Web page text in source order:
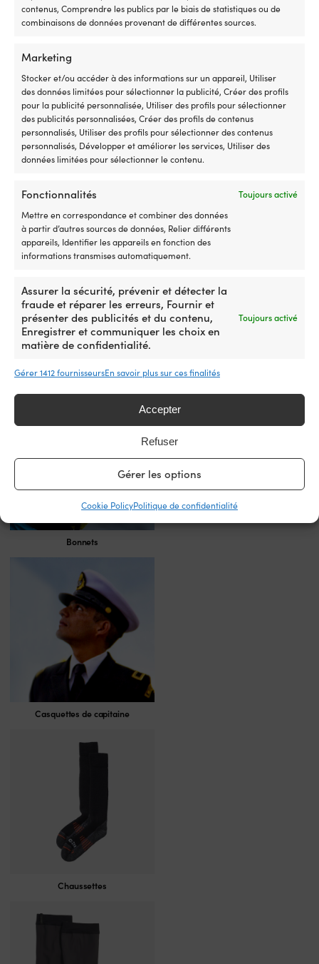
contenus, Comprendre les publics par le biais de statistiques ou de
combinaisons de données provenant de différentes sources.
Marketing
Stocker et/ou accéder à des informations sur un appareil, Utiliser
des données limitées pour sélectionner la publicité, Créer des profils
pour la publicité personnalisée, Utiliser des profils pour sélectionner
des publicités personnalisées, Créer des profils de contenus
personnalisés, Utiliser des profils pour sélectionner des contenus
personnalisés, Développer et améliorer les services, Utiliser des
données limitées pour sélectionner le contenu.
Fonctionnalités
Toujours activé
Mettre en correspondance et combiner des données
à partir d’autres sources de données, Relier différents
appareils, Identifier les appareils en fonction des
informations transmises automatiquement.
Assurer la sécurité, prévenir et détecter la
fraude et réparer les erreurs, Fournir et
présenter des publicités et du contenu,
Enregistrer et communiquer les choix en
matière de confidentialité.
Toujours activé
Gérer 1412 fournisseursEn savoir plus sur ces finalités
Accepter
Refuser
Gérer les options
Cookie PolicyPolitique de confidentialité
Gants de voile
Chapeaux de voile
Casquettes de voile
Bonnets
Casquettes de capitaine
Chaussettes